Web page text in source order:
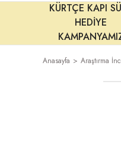
KÜRTÇE KAPI
HEDİYE
Anasayfa Araştırma